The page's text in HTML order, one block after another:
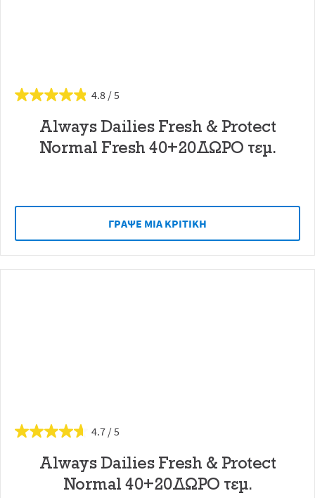
4.8
Always Dailies Fresh & Protect
Normal Fresh 40+20ΔΩΡΟ τεμ.
ΓΡAΨΕ ΜIΑ ΚΡΙΤΙΚH
4.7
Always Dailies Fresh & Protect
Normal 40+20ΔΩΡΟ τεμ.